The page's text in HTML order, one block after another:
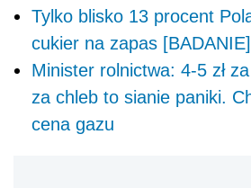
Tylko blisko 13 procent
cukier na zapas [BADANIE]
Minister rolnictwa: 4-5 zł
za chleb to sianie paniki.
cena gazu